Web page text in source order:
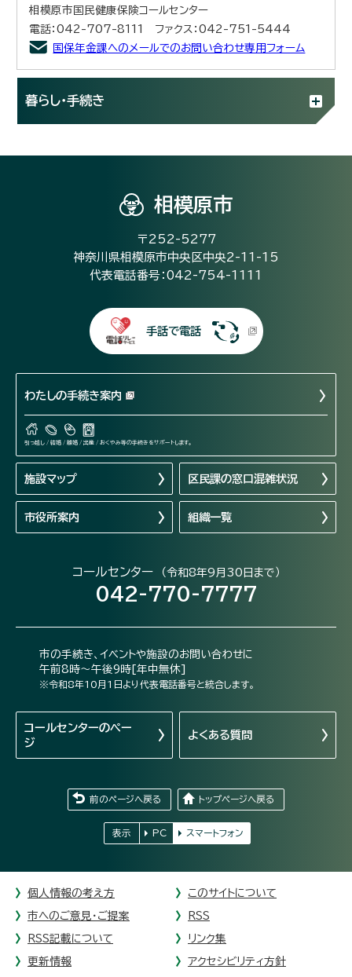
相模原市国民健康保険コールセンター
電話：042-707-8111 ファクス：042-751-5444
国保年金課へのメールでのお問い合わせ専用フォーム
暮らし・手続き
相模原市
〒252-5277
神奈川県相模原市中央区中央2-11-15
代表電話番号：042-754-1111
手話で電話
わたしの手続き案内
引っ越し / 結婚 / 離婚 / 出産 / おくやみ等の手続きをサポートします。
施設マップ 区民課の窓口混雑状況
市役所案内 組織一覧
コールセンター （令和8年9月30日まで）
042-770-7777
市の手続き、イベントや施設のお問い合わせに
午前8時～午後9時[年中無休]
※令和8年10月1日より代表電話番号と統合します。
コールセンターのペー
ジ
よくある質問
前のページへ戻る トップページへ戻る
表示 PC スマートフォン
個人情報の考え方 このサイトについて
市へのご意見・ご提案 RSS
RSS記載について リンク集
更新情報 アクセシビリティ方針